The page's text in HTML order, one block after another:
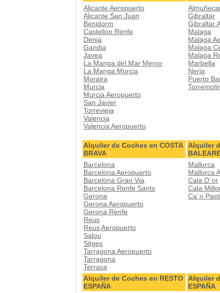
Alicante Aeropuerto
Alicante San Juan
Benidorm
Castellon Renfe
Denia
Gandia
Javea
La Manga del Mar Menor
La Manga Murcia
Moraira
Murcia
Murcia Aeropuerto
San Javier
Torrevieja
Valencia
Valencia Aeropuerto
Gibraltar
Gibraltar
Malaga
Malaga
Malaga
Malaga
Marbella
Nerja
Puerto
Alquiler de Coches en COSTA
BRAVA
Alquiler
Barcelona
Barcelona Aeropuerto
Barcelona Gran Via
Barcelona Renfe Sants
Gerona
Gerona Aeropuerto
Gerona Renfe
Reus
Reus Aeropuerto
Salou
Sitges
Tarragona Aeropuerto
Tarragona
Terrasa
Mallorca
Mallorca
Cala D´or
Cala
Ca´n
Alquiler de Coches en RESTO
ESPAÑA
Alquiler
ESPAÑA